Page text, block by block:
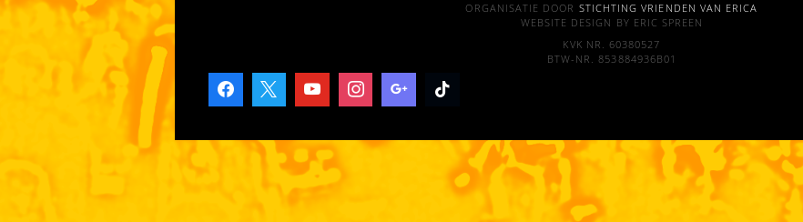
ORGANISATIE DOOR STICHTING VRIENDEN VAN ERICA
WEBSITE DESIGN BY ERIC SPREEN
KVK NR. 60380527
BTW-NR. 853884936B01